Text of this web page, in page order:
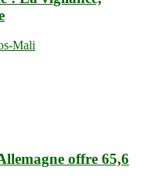
Mali
offre 65,6